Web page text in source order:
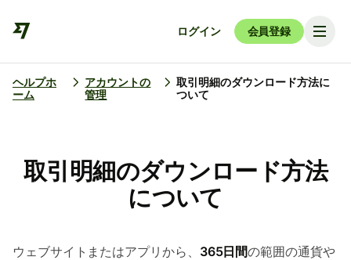
ログイン 会員登録
ヘルプホ
ーム
アカウントの
管理
取引明細のダウンロード方法に
ついて
取引明細のダウンロード方法
について
ウェブサイトまたはアプリから、 365日間の範囲の通貨や